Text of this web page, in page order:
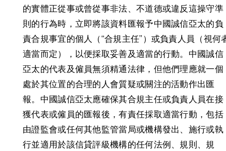
的實體正從事或曾從事非法、不道德或違反這操守準
則的行為時，立即將該資料匯報予中國誠信亞太的負
責合規事宜的個人（“合規主任”）或負責人員（視何
適當而定），以便採取妥善及適當的行動。中國誠信
亞太的代表及僱員無須精通法律，但他們理應就一個
處於其位置的合理的人會質疑或關注的活動作出匯
報。中國誠信亞太應確保其合規主任或負責人員在接
獲代表或僱員的匯報後，有責任採取適當行動，包括
由證監會或任何其他監管當局或機構發出、施行或執
行並適用於該信貸評級機構的任何法例、規則、規